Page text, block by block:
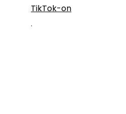
TikTok-on
.